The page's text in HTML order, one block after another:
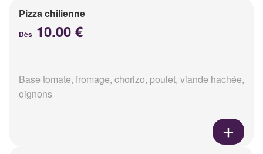
Pizza chilienne
Dès 10.00 €
Base tomate, fromage, chorizo, poulet, viande hachée,
oignons